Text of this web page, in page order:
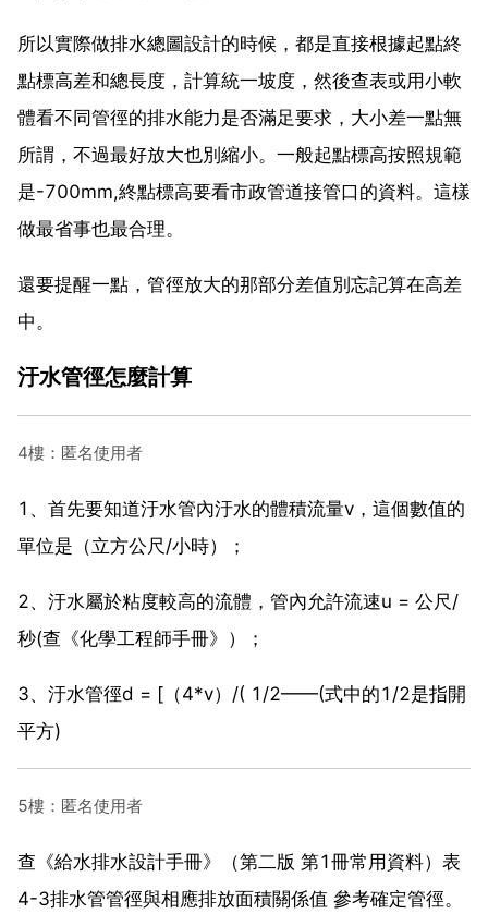
所以實際做排水總圖設計的時候，都是直接根據起點終
點標高差和總長度，計算統一坡度，然後查表或用小軟
體看不同管徑的排水能力是否滿足要求，大小差一點無
所謂，不過最好放大也別縮小。一般起點標高按照規範
是-700mm,終點標高要看市政管道接管口的資料。這樣
做最省事也最合理。
還要提醒一點，管徑放大的那部分差值別忘記算在高差
中。
汙水管徑怎麼計算
4樓：匿名使用者
1、首先要知道汙水管內汙水的體積流量v，這個數值的
單位是（立方公尺/小時）；
2、汙水屬於粘度較高的流體，管內允許流速u = 公尺/
秒(查《化學工程師手冊》）；
3、汙水管徑d = [（4*v）/( 1/2——(式中的1/2是指開
平方)
5樓：匿名使用者
查《給水排水設計手冊》（第二版 第1冊常用資料）表
4-3排水管管徑與相應排放面積關係值 參考確定管徑。